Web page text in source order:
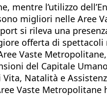
mentre l’utilizzo
migliori nelle Aree
si rileva una
offerta di
Vaste
del Capitale
Natalità e
Vaste